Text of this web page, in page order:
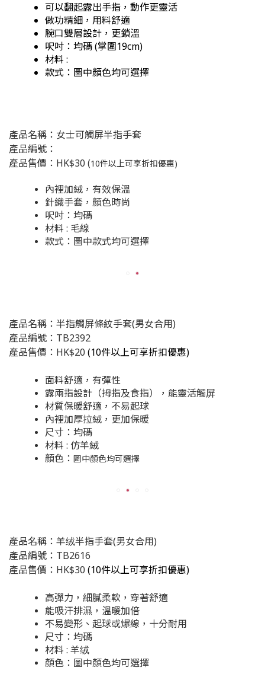
可以翻起露出手指，動作更靈活
做功精細，用料舒適
腕口雙層設計，更鎖溫
呎吋：均碼(掌圍19cm)
材料 :
款式：圖中顏色均可選擇
產品名稱：女士可觸屏半指手套
產品編號：
產品售價：HK$30 (10件以上可享折扣優惠)
內裡加絨，有效保溫
針織手套，顏色時尚
呎吋：均碼
材料 : 毛線
款式：圖中款式均可選擇
產品名稱：半指觸屏條紋手套(男女合用)
產品編號：TB2392
產品售價：HK$20 (10件以上可享折扣優惠)
面料舒適，有彈性
露兩指設計（拇指及食指），能靈活觸屏
材質保暖舒適，不易起球
內裡加厚拉絨，更加保暖
尺寸：均碼
材料 : 仿羊絨
顏色： 圖中顏色均可選擇
產品名稱：羊绒半指手套(男女合用)
產品編號：TB2616
產品售價：HK$30 (10件以上可享折扣優惠)
高彈力，細膩柔軟，穿著舒適
能吸汗排濕，溫暖加倍
不易變形、起球或爆線，十分耐用
尺寸：均碼
材料 : 羊绒
顏色：圖中顏色均可選擇